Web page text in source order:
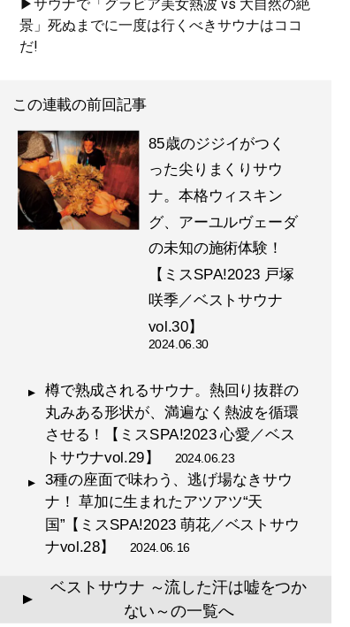
▶サウナで「グラビア美女熱波 vs 大自然の絶
景」死ぬまでに一度は行くべきサウナはココ
だ!
この連載の前回記事
85歳のジジイがつく
った尖りまくりサウ
ナ。本格ウィスキン
グ、アーユルヴェーダ
の未知の施術体験！
【ミスSPA!2023 戸塚
咲季／ベストサウナ
vol.30】
2024.06.30
樽で熟成されるサウナ。熱回り抜群の
丸みある形状が、満遍なく熱波を循環
させる！【ミスSPA!2023 心愛／ベス
トサウナvol.29】 2024.06.23
3種の座面で味わう、逃げ場なきサウ
ナ！ 草加に生まれたアツアツ“天
国”【ミスSPA!2023 萌花／ベストサウ
ナvol.28】 2024.06.16
▲
ベストサウナ ～流した汗は嘘をつか
ない～の一覧へ